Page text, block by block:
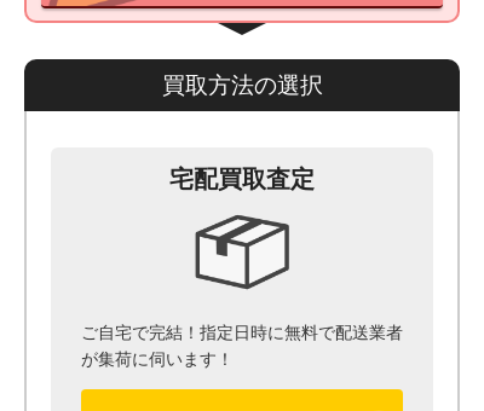
買取方法の選択
宅配買取査定
ご自宅で完結！指定日時に無料で配送業者
が集荷に伺います！